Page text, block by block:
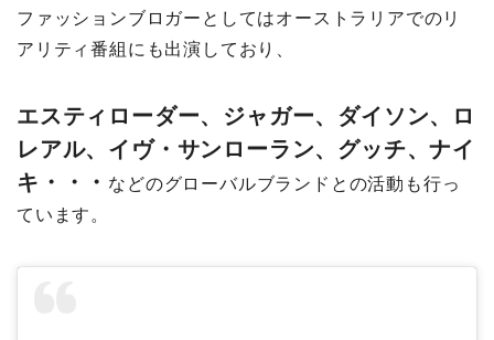
ファッションブロガーとしてはオーストラリアでのリ
アリティ番組にも出演しており、
エスティローダー、ジャガー、ダイソン、ロ
レアル、イヴ・サンローラン、グッチ、ナイ
キ・・・ などのグローバルブランドとの活動も行っ
ています。